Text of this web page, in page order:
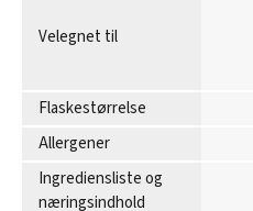
Velegnet til
Flaskestørrelse
Allergener
Ingrediensliste og
næringsindhold